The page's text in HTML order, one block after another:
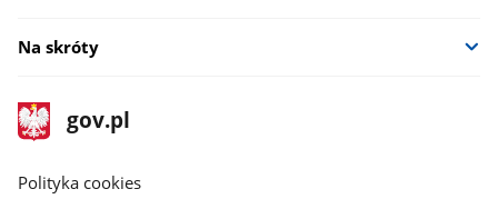
Na skróty
stopka
gov.pl
Strona
gov.pl
gov.pl
Polityka cookies